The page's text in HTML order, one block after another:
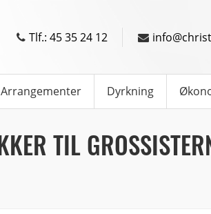
Tlf.: 45 35 24 12
Arrangementer Dyrkning
TIL